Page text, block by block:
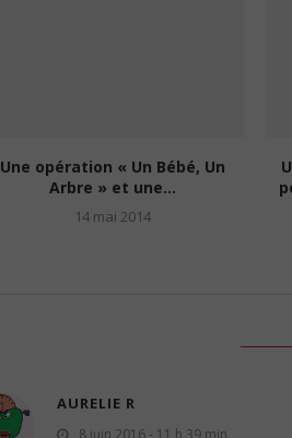
Une opération « Un Bébé, Un
Arbre » et une...
14 mai 2014
AURELIE R
8 juin 2016 - 11 h 39 min